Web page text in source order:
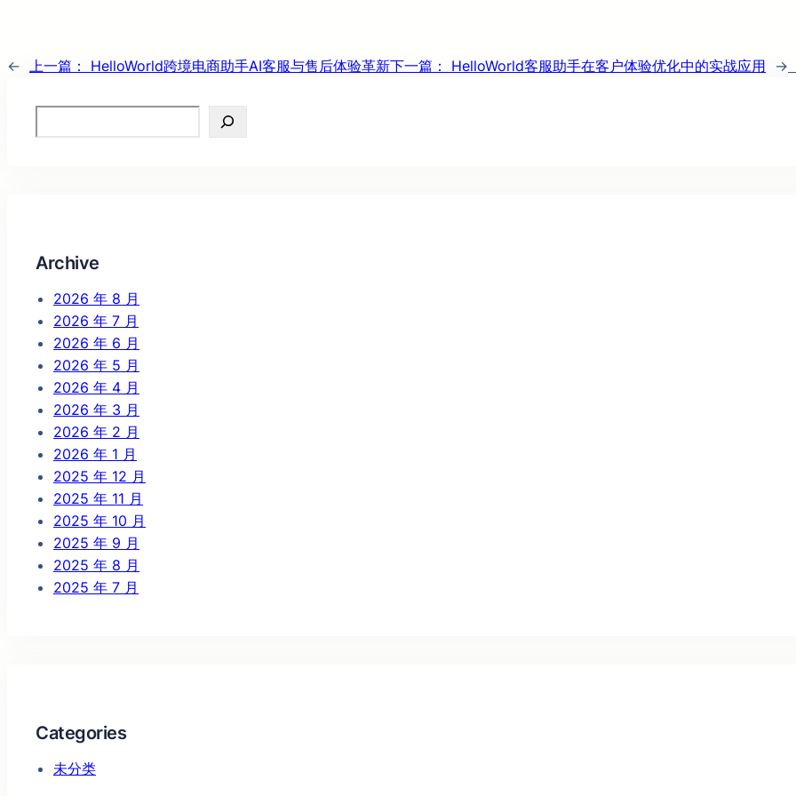
← 上一篇： HelloWorld跨境电商助手AI客服与售后体验革新下一篇： HelloWorld客服助手在客户体验优化中的实战应用 →
Archive
2026 年 8 月
2026 年 7 月
2026 年 6 月
2026 年 5 月
2026 年 4 月
2026 年 3 月
2026 年 2 月
2026 年 1 月
2025 年 12 月
2025 年 11 月
2025 年 10 月
2025 年 9 月
2025 年 8 月
2025 年 7 月
Categories
未分类